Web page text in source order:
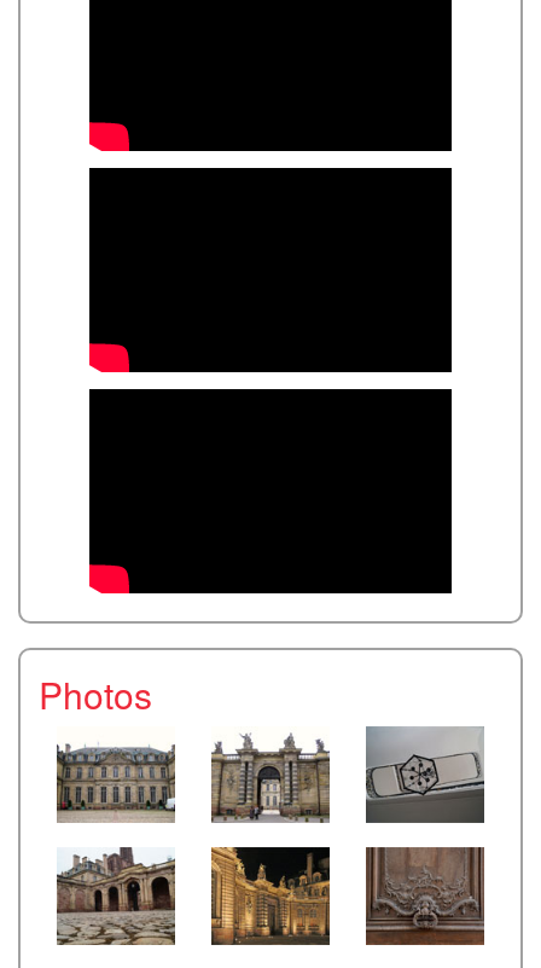
Photos